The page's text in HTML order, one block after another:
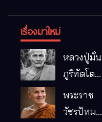
เรื่องมาใหม่
หลวงปู่มั่น
ภูริทัตโต
พระอริยเจ้า
ผู้เป็นบิดา
พระราช
วัชรปัทม